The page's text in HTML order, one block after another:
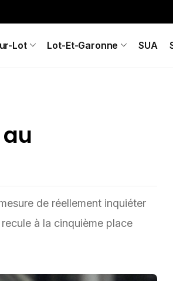
Lot Lot-Et-Garonne SUA
de réellement inquiéter
à la cinquième place